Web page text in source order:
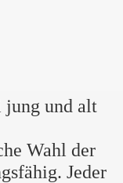
jung und alt
Wahl der
Jeder